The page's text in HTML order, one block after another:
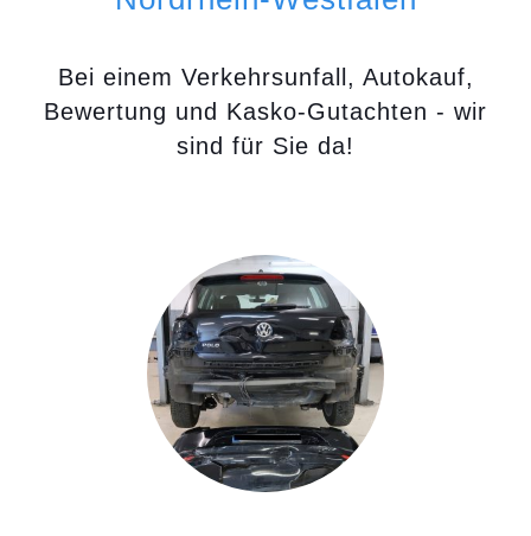
Bei einem Verkehrsunfall, Autokauf,
Bewertung und Kasko-Gutachten - wir
sind für Sie da!